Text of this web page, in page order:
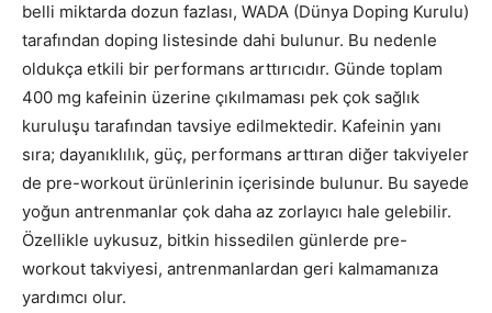
belli miktarda dozun fazlası, WADA (Dünya Doping Kurulu)
tarafından doping listesinde dahi bulunur. Bu nedenle
oldukça etkili bir performans arttırıcıdır. Günde toplam
400 mg kafeinin üzerine çıkılmaması pek çok sağlık
kuruluşu tarafından tavsiye edilmektedir. Kafeinin yanı
sıra; dayanıklılık, güç, performans arttıran diğer takviyeler
de pre-workout ürünlerinin içerisinde bulunur. Bu sayede
yoğun antrenmanlar çok daha az zorlayıcı hale gelebilir.
Özellikle uykusuz, bitkin hissedilen günlerde pre-
workout takviyesi, antrenmanlardan geri kalmamanıza
yardımcı olur.